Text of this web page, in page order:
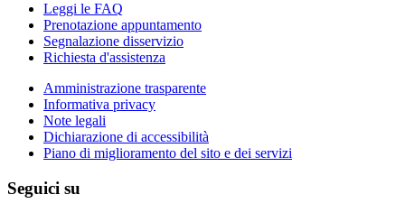
Leggi le FAQ
Prenotazione appuntamento
Segnalazione disservizio
Richiesta d'assistenza
Amministrazione trasparente
Informativa privacy
Note legali
Dichiarazione di accessibilità
Piano di miglioramento del sito e dei servizi
Seguici su